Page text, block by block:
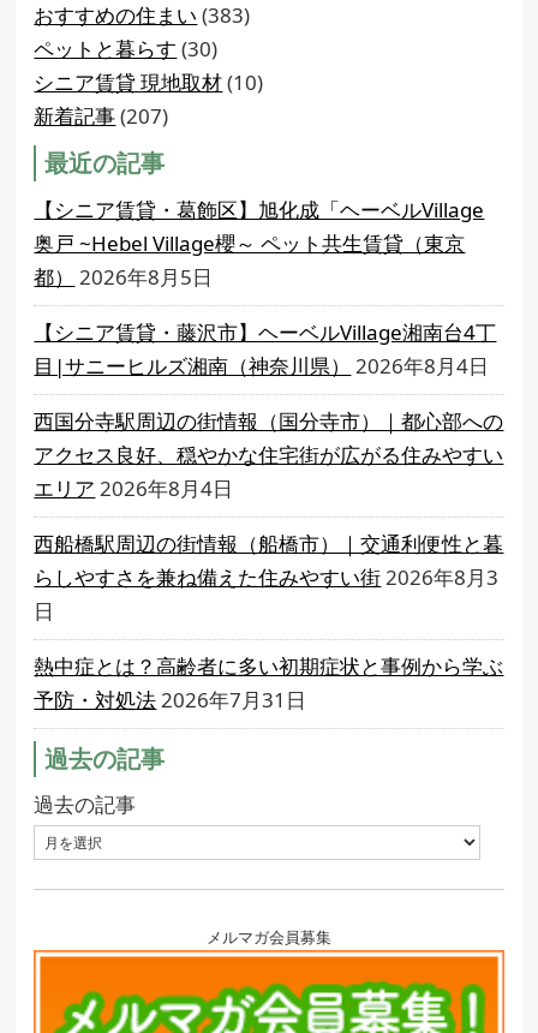
おすすめの住まい (383)
ペットと暮らす (30)
シニア賃貸 現地取材(10)
新着記事(207)
最近の記事
【シニア賃貸・葛飾区】旭化成「ヘーベルVillage
奥戸 ~Hebel Village櫻～ ペット共生賃貸（東京
都）
2026年8月5日
【シニア賃貸・藤沢市】ヘーベルVillage湘南台4丁
目|サニーヒルズ湘南（神奈川県）
2026年8月4日
西国分寺駅周辺の街情報（国分寺市）｜都心部への
アクセス良好、穏やかな住宅街が広がる住みやすい
エリア 2026年8月4日
西船橋駅周辺の街情報（船橋市）｜交通利便性と暮
らしやすさを兼ね備えた住みやすい街2026年8月3
日
熱中症とは？高齢者に多い初期症状と事例から学ぶ
予防・対処法2026年7月31日
過去の記事
過去の記事
メルマガ会員募集